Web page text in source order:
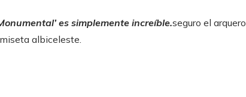
es simplemente increíble.seguro el arquero
albiceleste.